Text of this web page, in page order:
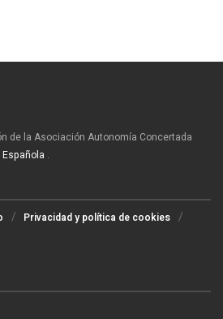
de la Asociación Autonomía Concertada
.
Privacidad y política de cookies